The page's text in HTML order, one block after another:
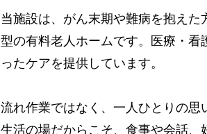
当施設は、がん末期や難病を抱え
型の有料老人ホームです。医療・
ったケアを提供しています。
流れ作業ではなく、一人ひとりの思
生活の場だからこそ、食事や会話、